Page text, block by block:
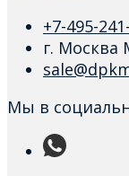
+7-495-
г. Москва
Мы в